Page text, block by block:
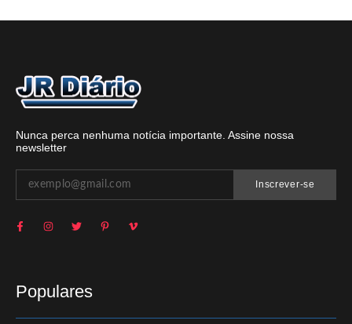
Nunca perca nenhuma notícia importante. Assine nossa
newsletter
Inscrever-se
Populares